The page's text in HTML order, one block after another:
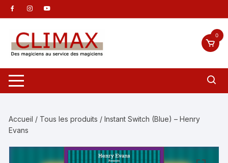
Aller
au
contenu
0
Accueil / Tous les produits / Instant Switch (Blue) – Henry
Evans